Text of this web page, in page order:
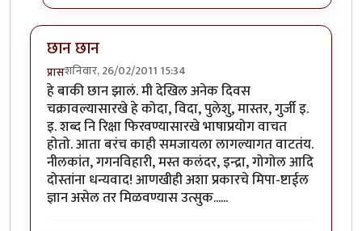
छान छान
प्रासशनिवार, 26/02/2011 15:34
हे बाकी छान झालं. मी देखिल अनेक दिवस
चक्रावल्यासारखे हे कोदा, विदा, पुलेशु, मास्तर, गुर्जी इ.
इ. शब्द नि रिक्षा फिरवण्यासारखे भाषाप्रयोग वाचत
होतो. आता बरंच काही समजायला लागल्यागत वाटतंय.
नीलकांत, गगनविहारी, मस्त कलंदर, इन्द्रा, गोगोल आदि
दोस्तांना धन्यवाद! आणखीही अशा प्रकारचे मिपा-ष्टाईल
ज्ञान असेल तर मिळवण्यास उत्सुक......